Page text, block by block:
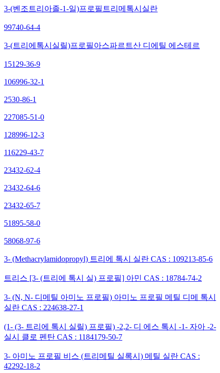
3-(벤조트리아졸-1-일)프로필트리메톡시실란
99740-64-4
3-(트리에톡시실릴)프로필아스파르트산 디에틸 에스테르
15129-36-9
106996-32-1
2530-86-1
227085-51-0
128996-12-3
116229-43-7
23432-62-4
23432-64-6
23432-65-7
51895-58-0
58068-97-6
3- (Methacrylamidopropyl) 트리에 톡시 실란 CAS : 109213-85-6
트리스 [3- (트리에 톡시 실) 프로필] 아민 CAS : 18784-74-2
3- (N, N- 디메틸 아미노 프로필) 아미노 프로필 메틸 디메 톡시
실란 CAS : 224638-27-1
(1- (3- 트리에 톡시 실릴) 프로필) -2,2- 디 에스 톡시 -1- 자아 -2-
실시 클로 펜탄 CAS : 1184179-50-7
3- 아미노 프로필 비스 (트리메틸 실록시) 메틸 실란 CAS :
42292-18-2